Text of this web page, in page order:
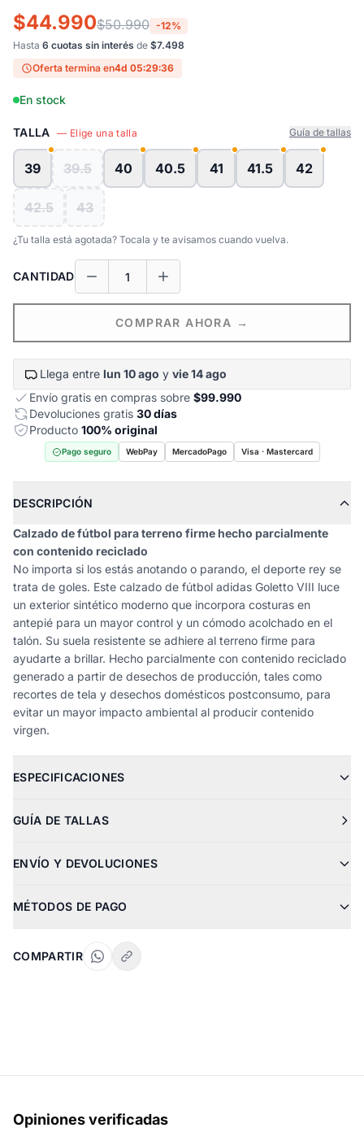
$44.990$50.990 -12%
Hasta 6 cuotas sin interés de $7.498
Oferta termina en4d 05:29:35
En stock
TALLA — Elige una talla Guía de tallas
39 39.5 40 40.5 41 41.5 42
42.5 43
¿Tu talla está agotada? Tocala y te avisamos cuando vuelva.
CANTIDAD
COMPRAR AHORA →
Llega entre lun 10 ago y vie 14 ago
Envío gratis en compras sobre $99.990
Devoluciones gratis 30 días
Producto 100% original
Pago seguro WebPay MercadoPago Visa · Mastercard
DESCRIPCIÓN
Calzado de fútbol para terreno firme hecho parcialmente
con contenido reciclado
No importa si los estás anotando o parando, el deporte rey se
trata de goles. Este calzado de fútbol adidas Goletto VIII luce
un exterior sintético moderno que incorpora costuras en
antepié para un mayor control y un cómodo acolchado en el
talón. Su suela resistente se adhiere al terreno firme para
ayudarte a brillar. Hecho parcialmente con contenido reciclado
generado a partir de desechos de producción, tales como
recortes de tela y desechos domésticos postconsumo, para
evitar un mayor impacto ambiental al producir contenido
virgen.
ESPECIFICACIONES
GUÍA DE TALLAS
ENVÍO Y DEVOLUCIONES
MÉTODOS DE PAGO
COMPARTIR
Opiniones verificadas